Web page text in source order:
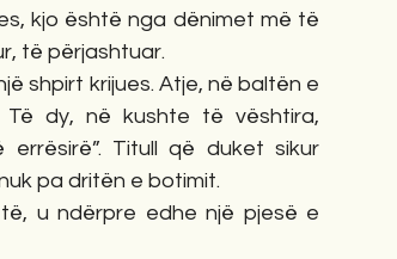
kjo është nga dënimet më të
të përjashtuar.
shpirt krijues. Atje, në baltën e
Të dy, në kushte të vështira,
Titull që duket sikur
pa dritën e botimit.
u ndërpre edhe një pjesë e